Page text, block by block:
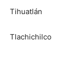
Tihuatlán
Tlachichilco